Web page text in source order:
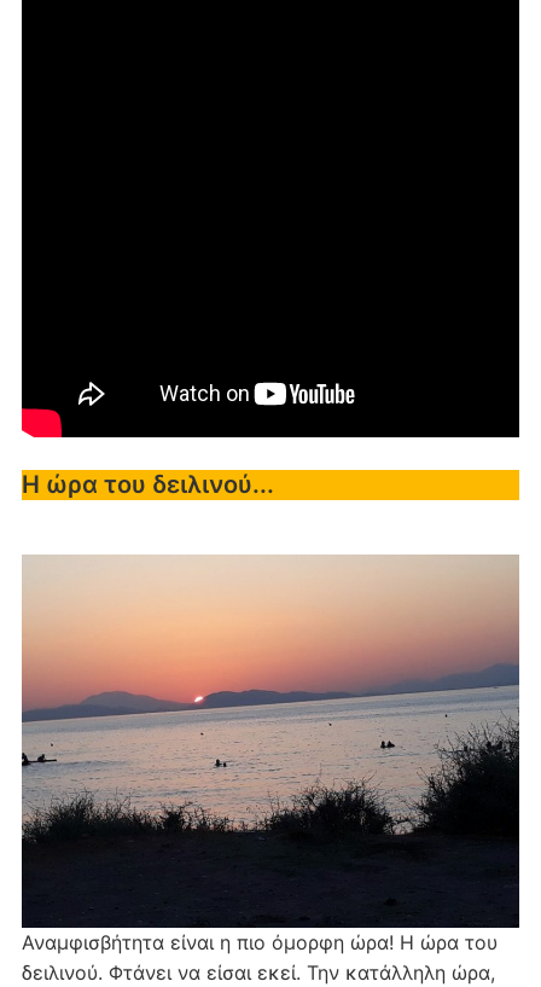
Η ώρα του δειλινού...
Αναμφισβήτητα είναι η πιο όμορφη ώρα! Η ώρα του
δειλινού. Φτάνει να είσαι εκεί. Την κατάλληλη ώρα,